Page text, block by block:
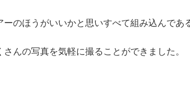
ーのほうがいいかと思いすべて組み込んであ
さんの写真を気軽に撮ることができました。